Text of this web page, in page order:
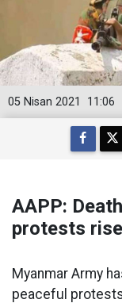
11:06
05 Nisan 2021
AAPP:
protests
Myanmar Army
peaceful